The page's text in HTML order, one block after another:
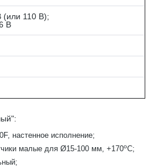
110 В);
В
настенное исполнение;
малые для Ø15-100 мм, +170оС;